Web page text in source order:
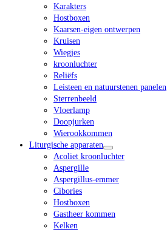
Karakters
Hostboxen
Kaarsen-eigen ontwerpen
Kruisen
Wiegjes
kroonluchter
Reliëfs
Leisteen en natuurstenen panelen
Sterrenbeeld
Vloerlamp
Doopjurken
Wierookkommen
Liturgische apparaten
Acoliet kroonluchter
Aspergille
Aspergillus-emmer
Cibories
Hostboxen
Gastheer kommen
Kelken